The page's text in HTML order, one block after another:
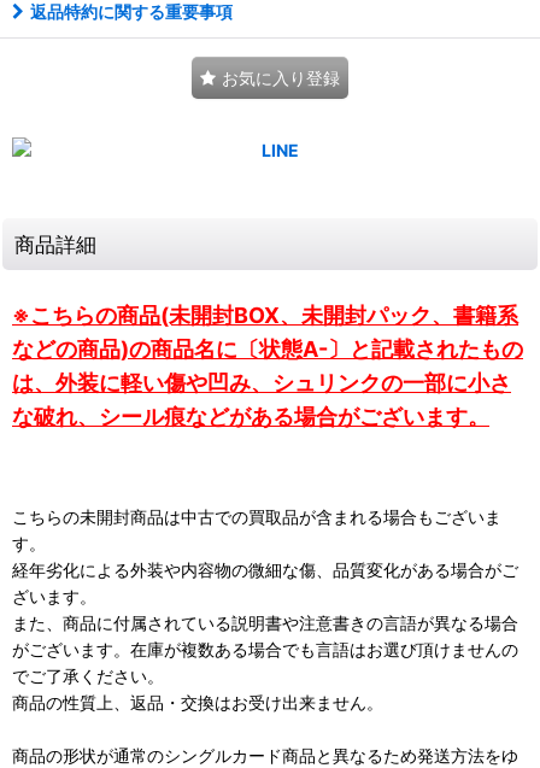
返品特約に関する重要事項
お気に入り登録
商品詳細
※こちらの商品(未開封BOX、未開封パック、書籍系
などの商品)の商品名に〔状態A-〕と記載されたもの
は、外装に軽い傷や凹み、シュリンクの一部に小さ
な破れ、シール痕などがある場合がございます。
こちらの未開封商品は中古での買取品が含まれる場合もございま
す。
経年劣化による外装や内容物の微細な傷、品質変化がある場合がご
ざいます。
また、商品に付属されている説明書や注意書きの言語が異なる場合
がございます。在庫が複数ある場合でも言語はお選び頂けませんの
でご了承ください。
商品の性質上、返品・交換はお受け出来ません。
商品の形状が通常のシングルカード商品と異なるため発送方法をゆ